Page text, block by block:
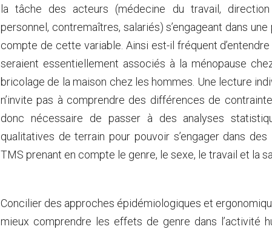
la tâche des acteurs (médecine du travail, direction
personnel, contremaîtres, salariés) s’engageant dans
compte de cette variable. Ainsi est-il fréquent
seraient essentiellement associés à la ménopause
bricolage de la maison chez les hommes. Une lecture
n’invite pas à comprendre des différences de
donc nécessaire de passer à des analyses
qualitatives de terrain pour pouvoir s’engager dans
TMS prenant en compte le genre, le sexe, le travail et la
Concilier des approches épidémiologiques et
mieux comprendre les effets de genre dans l’activité